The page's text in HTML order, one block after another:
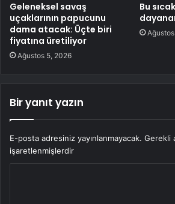
Geleneksel savaş
uçaklarının papucunu
dama atacak: Üçte biri
fiyatına üretiliyor
Ağustos 5, 2026
Bu
Bir yanıt yazın
E-posta adresiniz yayınlanmayacak. Gerekli
işaretlenmişlerdir